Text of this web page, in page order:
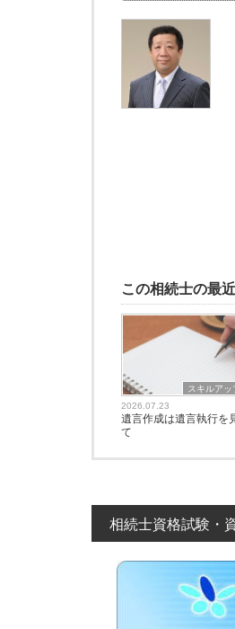
この相続士の最
スキルアッ
2026.07.23
遺言作成は遺言執行を
て
相続士資格試験・